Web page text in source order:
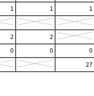
1 1
1
2
2
0 0
0
27